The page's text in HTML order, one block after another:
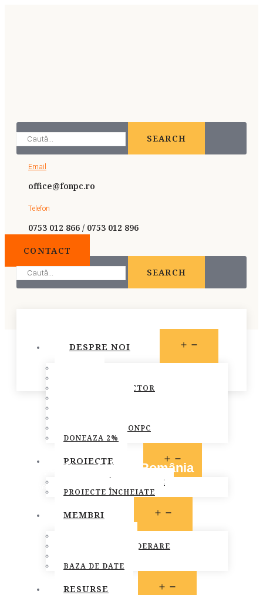
SEARCH
Email
office@fonpc.ro
Telefon
0753 012 866 / 0753 012 896
CONTACT
SEARCH
DESPRE NOI
CONSILIUL DIRECTOR
RAPOARTELE FONPC
DONEAZA 2%
PROIECTE
MENU
PROIECTE ÎN DERULARE
PROIECTE ÎNCHEIATE
MEMBRI
PROCEDURA DE ADERARE
BAZA DE DATE
RESURSE
Fundaţia Star of Hope România
November 1, 2016